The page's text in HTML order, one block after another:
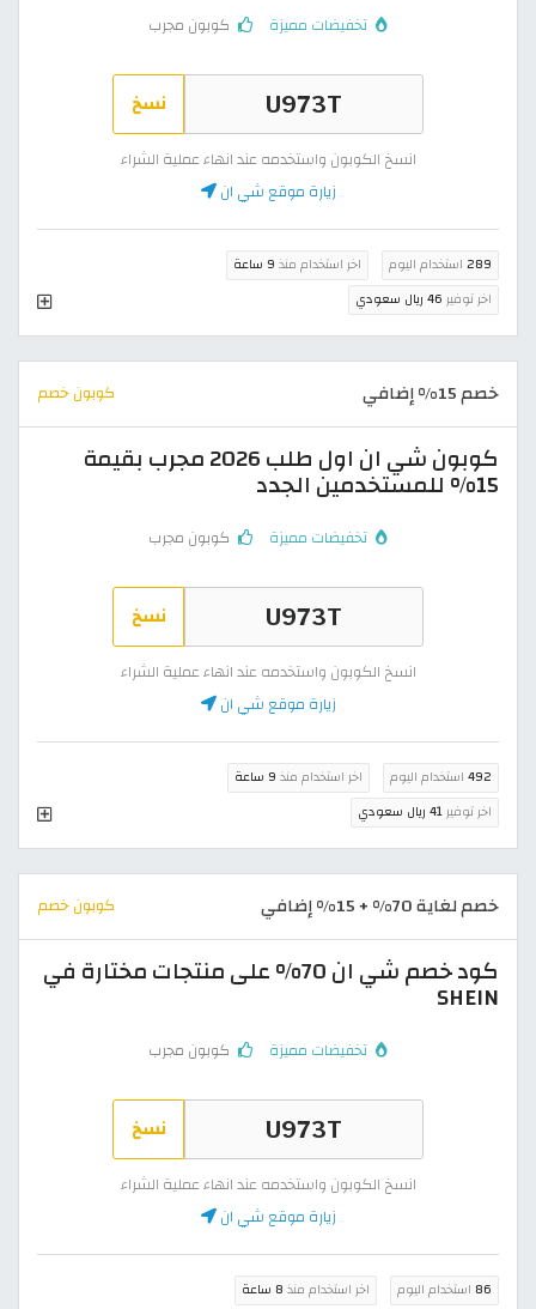
تخفيضات مميزة كوبون مجرب
نسخ
انسخ الكوبون واستخدمه عند انهاء عملية الشراء
زيارة موقع شي ان
289 استخدام اليوم اخر استخدام منذ 9 ساعة
اخر توفير 46 ريال سعودي
خصم 15% إضافي كوبون خصم
كوبون شي ان اول طلب 2026 مجرب بقيمة
15% للمستخدمين الجدد
تخفيضات مميزة كوبون مجرب
نسخ
انسخ الكوبون واستخدمه عند انهاء عملية الشراء
زيارة موقع شي ان
492 استخدام اليوم اخر استخدام منذ 9 ساعة
اخر توفير41 ريال سعودي
خصم لغاية 70% + 15% إضافي كوبون خصم
كود خصم شي ان 70% على منتجات مختارة في
SHEIN
تخفيضات مميزة كوبون مجرب
نسخ
انسخ الكوبون واستخدمه عند انهاء عملية الشراء
زيارة موقع شي ان
86 استخدام اليوم اخر استخدام منذ 8 ساعة